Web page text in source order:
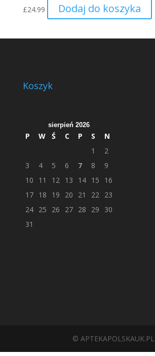
£24.99 Dodaj do koszyka
Koszyk
sierpień 2026
P W Ś C P S
N
1
2
3
4 5 6 7 8
9
10
11 12 13 14 15
16
17 18 19 20 21 22 23
24 25 26 27 28 29
30
31
© APTEKAPOLSKAUK.PL